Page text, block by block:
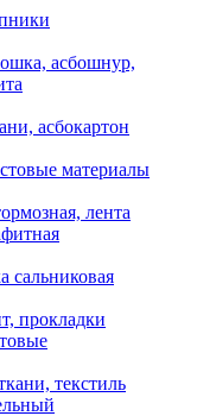
асбошнур,
асбокартон
материалы
лента
сальниковая
прокладки
текстиль